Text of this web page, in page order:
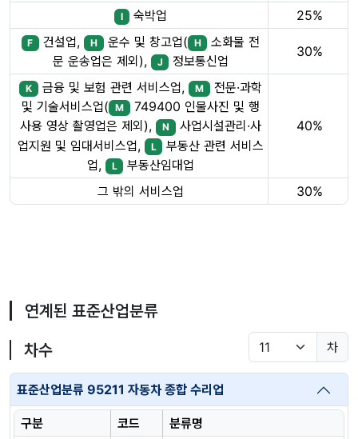
I 숙박업 25%
F 건설업, H 운수 및 창고업( H
소화물 전
문 운송업은 제외),
J 정보통신업
30%
K 금융 및 보험 관련 서비스업, M 전문·과학
및 기술서비스업( M 749400 인물사진 및 행
사용 영상 촬영업은 제외), N 사업시설관리·사
업지원 및 임대서비스업,
L
부동산 관련 서비스
업,
L 부동산임대업
40%
그 밖의 서비스업 30%
연계된 표준산업분류
차수
차
표준산업분류 95211 자동차 종합 수리업
구분 코드
분류명